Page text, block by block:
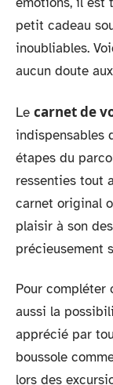
petit cadeau
inoubliables.
aucun doute
Le carnet de
indispensables
étapes du
ressenties tout
carnet original
plaisir à son
précieusement
Pour compléter
aussi la
apprécié par
boussole
lors des